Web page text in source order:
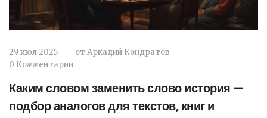
29 июл 2025 от Аркадий Кондратов
0 Комментарии
Каким словом заменить слово история —
подбор аналогов для текстов, книг и